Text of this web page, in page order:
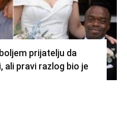
prijatelju da
ali pravi razlog bio je